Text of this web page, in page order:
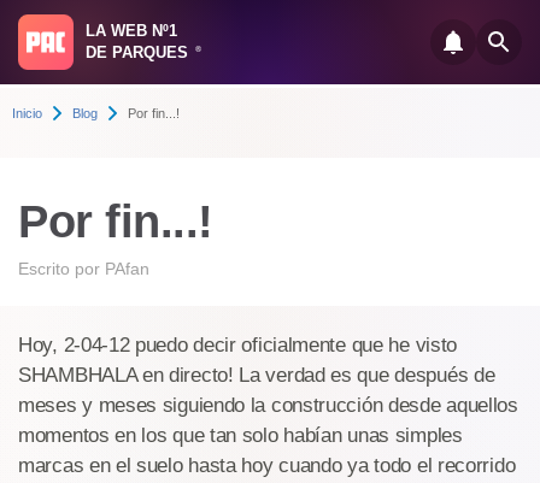
LA WEB Nº1
DE PARQUES
®
Inicio Blog Por fin...!
Por fin...!
Escrito por PAfan
Hoy, 2-04-12 puedo decir oficialmente que he visto
SHAMBHALA en directo! La verdad es que después de
meses y meses siguiendo la construcción desde aquellos
momentos en los que tan solo habían unas simples
marcas en el suelo hasta hoy cuando ya todo el recorrido